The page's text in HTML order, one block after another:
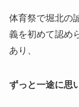
体育祭で堀北の
義を初めて認め
あり、
ずっと一途に思